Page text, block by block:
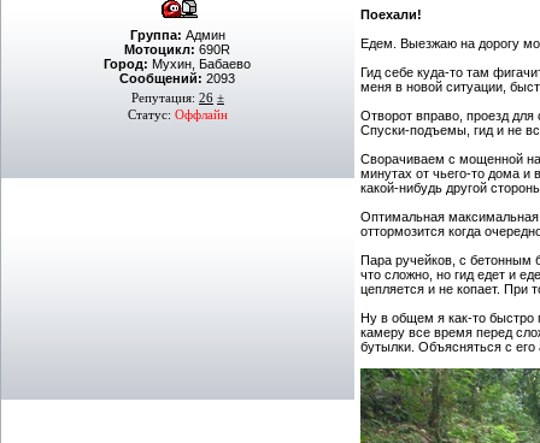
Группа: Админ
Мотоцикл: 690R
Город: Мухин, Бабаево
Сообщений: 2093
Репутация: 26 ±
Статус: Оффлайн
Поехали!
Едем. Выезжаю на дорогу
Гид себе куда-то там
меня в новой ситуации,
Отворот вправо, проезд
Спуски-подъемы, гид и не
Сворачиваем с мощенной на
минутах от чьего-то дома и
какой-нибудь другой
Оптимальная максимальная
оттормозится когда
Пара ручейков, с бетонным
что сложно, но гид едет и
цепляется и не копает. При
Ну в общем я как-то быстро
камеру все время перед
бутылки. Объясняться с